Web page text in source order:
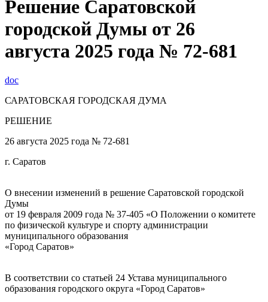
Решение Саратовской
городской Думы от 26
августа 2025 года № 72-681
doc
САРАТОВСКАЯ ГОРОДСКАЯ ДУМА
РЕШЕНИЕ
26 августа 2025 года № 72-681
г. Саратов
О внесении изменений в решение Саратовской городской
Думы
от 19 февраля 2009 года № 37-405 «О Положении о комитете
по физической культуре и спорту администрации
муниципального образования
«Город Саратов»
В соответствии со статьей 24 Устава муниципального
образования городского округа «Город Саратов»